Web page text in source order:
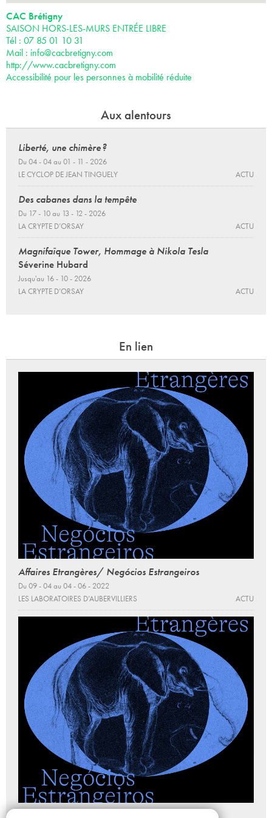
CAC Brétigny
SAISON HORS-LES-MURS ENTRÉE LIBRE
Tél : 07 85 01 10 31
Mail : info@cacbretigny.com
http://www.cacbretigny.com
Accessibilité pour les personnes à mobilité réduite
Aux alentours
Liberté, une chimère ?
Du 04 - 04 au 01 - 11 - 2026
LE CYCLOP DE JEAN TINGUELY
ACTU
Des cabanes dans la tempête
Du 17 - 10 au 13 - 12 - 2026
LA CRYPTE D’ORSAY
ACTU
Magnifaïque Tower, Hommage à Nikola Tesla
Séverine Hubard
Jusqu'au 16 - 10 - 2026
LA CRYPTE D’ORSAY
ACTU
En lien
Affaires Etrangères/ Negócios Estrangeiros
Du 09 - 04 au 04 - 06 - 2022
LES LABORATOIRES D’AUBERVILLIERS
ACTU